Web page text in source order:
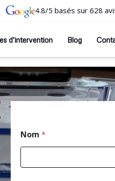
4.8/5 basés sur 628
d’intervention Blog
Nom *